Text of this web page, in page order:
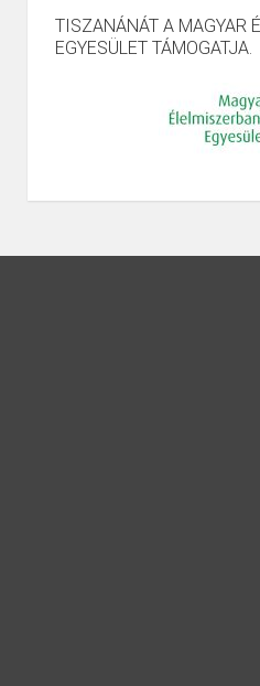
TISZANÁNÁT A MAGYAR
EGYESÜLET TÁMOGATJA.